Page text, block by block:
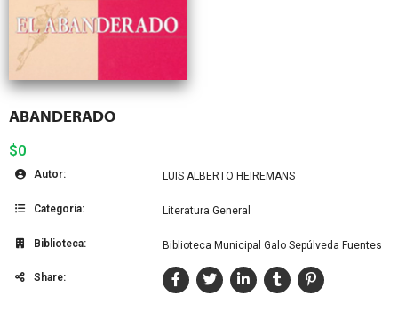
ABANDERADO
$0
Autor: LUIS ALBERTO HEIREMANS
Categoría: Literatura General
Biblioteca: Biblioteca Municipal Galo Sepúlveda Fuentes
Share: